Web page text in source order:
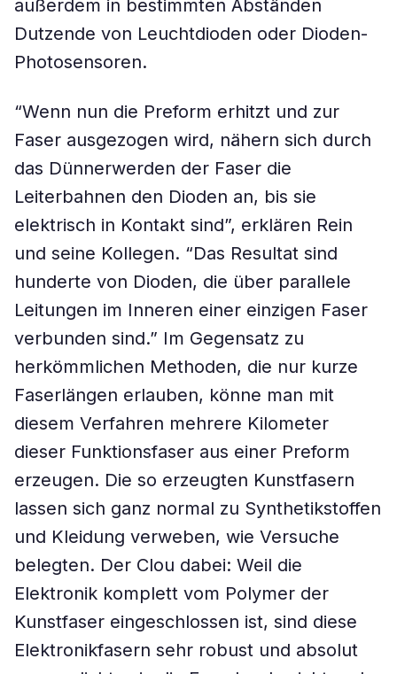
außerdem in bestimmten Abständen
Dutzende von Leuchtdioden oder Dioden-
Photosensoren.
“Wenn nun die Preform erhitzt und zur
Faser ausgezogen wird, nähern sich durch
das Dünnerwerden der Faser die
Leiterbahnen den Dioden an, bis sie
elektrisch in Kontakt sind”, erklären Rein
und seine Kollegen. “Das Resultat sind
hunderte von Dioden, die über parallele
Leitungen im Inneren einer einzigen Faser
verbunden sind.” Im Gegensatz zu
herkömmlichen Methoden, die nur kurze
Faserlängen erlauben, könne man mit
diesem Verfahren mehrere Kilometer
dieser Funktionsfaser aus einer Preform
erzeugen. Die so erzeugten Kunstfasern
lassen sich ganz normal zu Synthetikstoffen
und Kleidung verweben, wie Versuche
belegten. Der Clou dabei: Weil die
Elektronik komplett vom Polymer der
Kunstfaser eingeschlossen ist, sind diese
Elektronikfasern sehr robust und absolut